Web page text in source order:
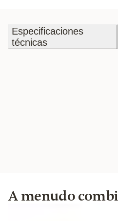
Especificaciones
técnicas
A menudo